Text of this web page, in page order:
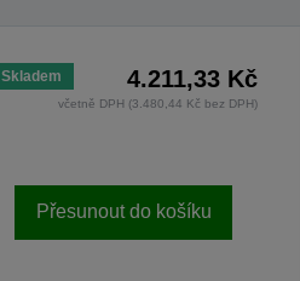
Skladem 4.211,33 Kč
včetně DPH (3.480,44 Kč bez DPH)
Přesunout do košíku